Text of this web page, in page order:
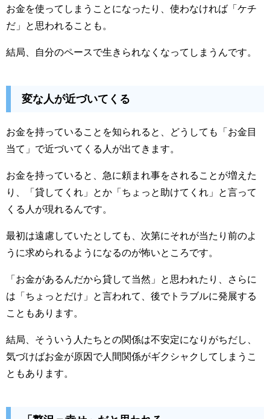
お金を使ってしまうことになったり、使わなければ「ケチ
だ」と思われることも。
結局、自分のペースで生きられなくなってしまうんです。
変な人が近づいてくる
お金を持っていることを知られると、どうしても「お金目
当て」で近づいてくる人が出てきます。
お金を持っていると、急に頼まれ事をされることが増えた
り、「貸してくれ」とか「ちょっと助けてくれ」と言って
くる人が現れるんです。
最初は遠慮していたとしても、次第にそれが当たり前のよ
うに求められるようになるのが怖いところです。
「お金があるんだから貸して当然」と思われたり、さらに
は「ちょっとだけ」と言われて、後でトラブルに発展する
こともあります。
結局、そういう人たちとの関係は不安定になりがちだし、
気づけばお金が原因で人間関係がギクシャクしてしまうこ
ともあります。